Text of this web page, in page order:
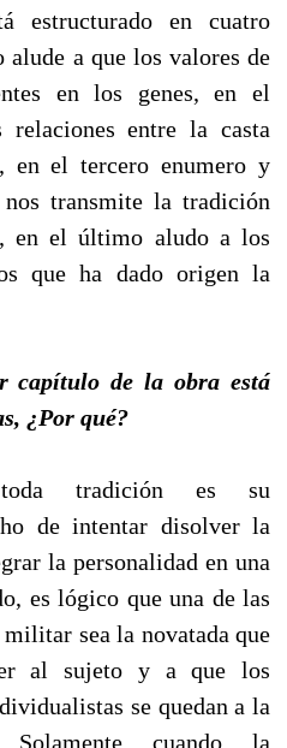
estructurado en cuatro
a que los valores de
en los genes, en el
relaciones entre la casta
en el tercero enumero y
transmite la tradición
en el último aludo a los
que ha dado origen la
capítulo de la obra está
¿Por qué?
tradición es su
de intentar disolver la
la personalidad en una
es lógico que una de las
sea la novatada que
al sujeto y a que los
se quedan a la
cuando la